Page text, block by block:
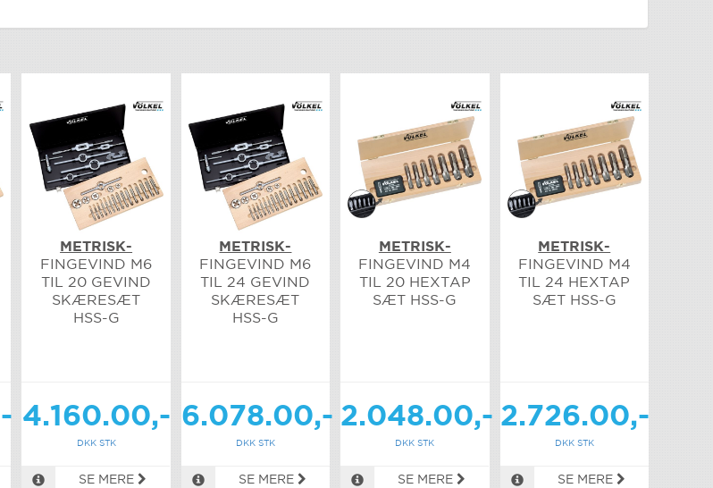
METRISK-
FINGEVIND M6
TIL 20 GEVIND
SKÆRESÆT
HSS-G
4.160.00,-
DKK STK
SE MERE
METRISK-
FINGEVIND M6
TIL 24 GEVIND
SKÆRESÆT
HSS-G
6.078.00,-
DKK STK
SE MERE
METRISK-
FINGEVIND M4
TIL 20 HEXTAP
SÆT HSS-G
2.048.00,-
DKK STK
SE MERE
METRISK-
FINGEVIND M4
TIL 24 HEXTAP
SÆT HSS-G
2.726.00,-
DKK STK
SE MERE